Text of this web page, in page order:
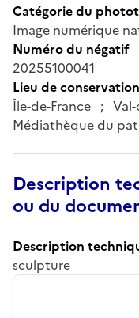
Catégorie du
Image numérique
Numéro du négatif
20255100041
Lieu de
Île-de-France ;
Médiathèque du
Description
ou du
Description
sculpture